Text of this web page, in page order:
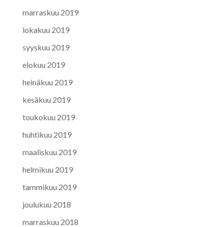
marraskuu 2019
lokakuu 2019
syyskuu 2019
elokuu 2019
heinäkuu 2019
kesäkuu 2019
toukokuu 2019
huhtikuu 2019
maaliskuu 2019
helmikuu 2019
tammikuu 2019
joulukuu 2018
marraskuu 2018